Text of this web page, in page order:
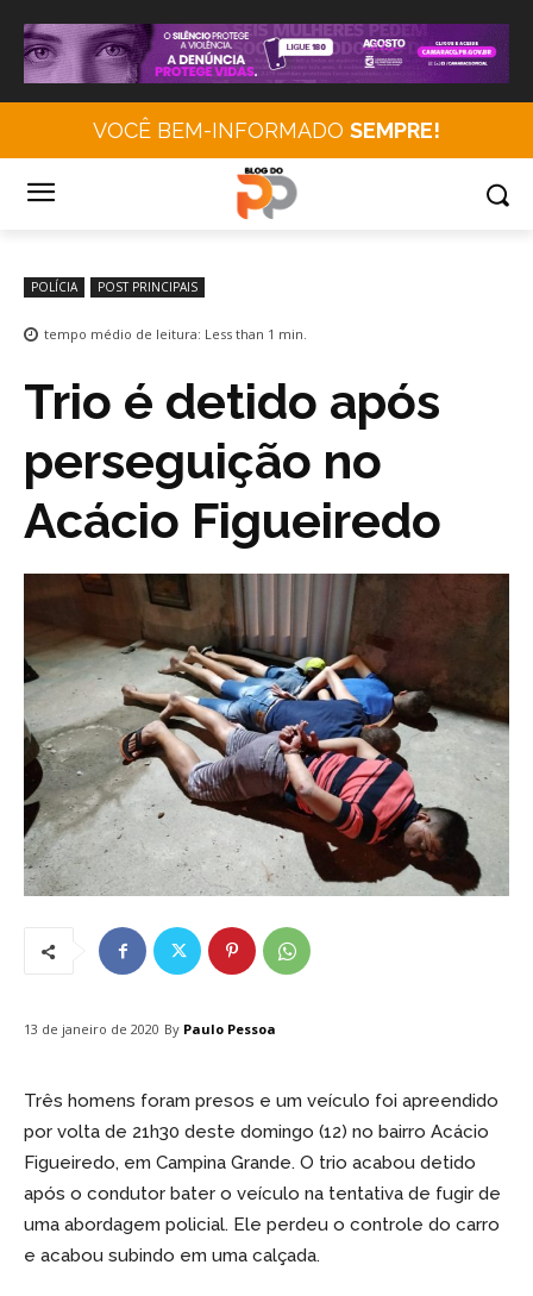
VOCÊ BEM-INFORMADO SEMPRE!
POLÍCIA POST PRINCIPAIS
tempo médio de leitura: Less than 1 min.
Trio é detido após
perseguição no
Acácio Figueiredo
13 de janeiro de 2020 By Paulo Pessoa
Três homens foram presos e um veículo foi apreendido
por volta de 21h30 deste domingo (12) no bairro Acácio
Figueiredo, em Campina Grande. O trio acabou detido
após o condutor bater o veículo na tentativa de fugir de
uma abordagem policial. Ele perdeu o controle do carro
e acabou subindo em uma calçada.